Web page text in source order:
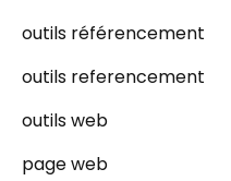
outils référencement
outils referencement
outils web
page web